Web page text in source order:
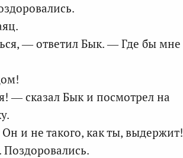
— ответил Бык. — Где бы мне
— сказал Бык и посмотрел на
и не такого, как ты, выдержит!